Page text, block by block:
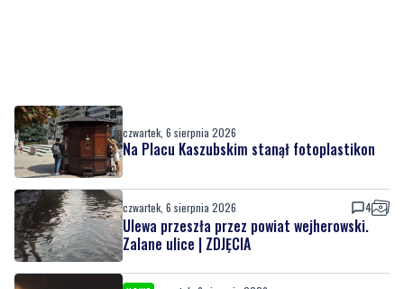
czwartek, 6 sierpnia 2026
Na Placu Kaszubskim stanął fotoplastikon
czwartek, 6 sierpnia 2026 4
Ulewa przeszła przez powiat wejherowski.
Zalane ulice | ZDJĘCIA